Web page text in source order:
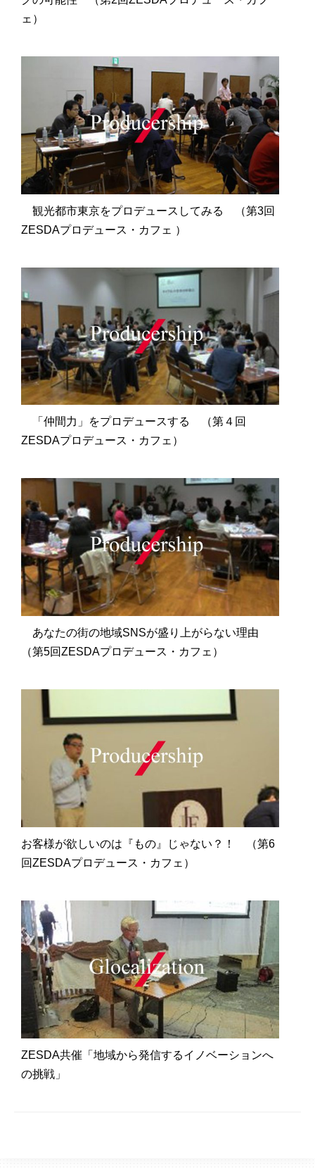
ェ）
観光都市東京をプロデュースしてみる （第3回
ZESDAプロデュース・カフェ ）
「仲間力」をプロデュースする （第４回
ZESDAプロデュース・カフェ）
あなたの街の地域SNSが盛り上がらない理由
（第5回ZESDAプロデュース・カフェ）
お客様が欲しいのは『もの』じゃない？！ （第6
回ZESDAプロデュース・カフェ）
ZESDA共催「地域から発信するイノベーションへ
の挑戦」